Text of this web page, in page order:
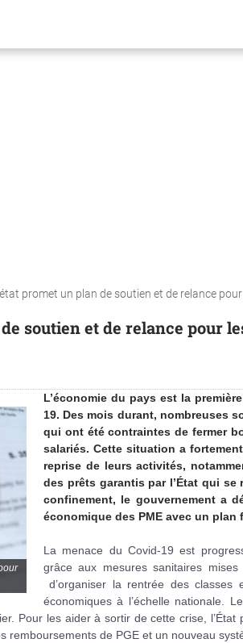
promet un plan de soutien et de relance
soutien et de relance pour
L’économie du pays est la
19. Des mois durant, nombreuses
qui ont été contraintes de fermer
salariés. Cette situation a
reprise de leurs activités,
des prêts garantis par l’État qui
confinement, le gouvernement a
économique des PME avec un plan
La menace du Covid-19 est
grâce aux mesures sanitaires
d’organiser la rentrée des
économiques à l’échelle nationale.
Pour les aider à sortir de cette crise,
remboursements de PGE et un nouveau